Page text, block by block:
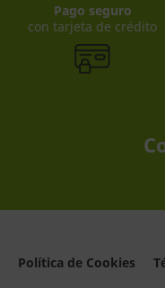
Pago seguro
con tarjeta de crédito
Política de Cookies